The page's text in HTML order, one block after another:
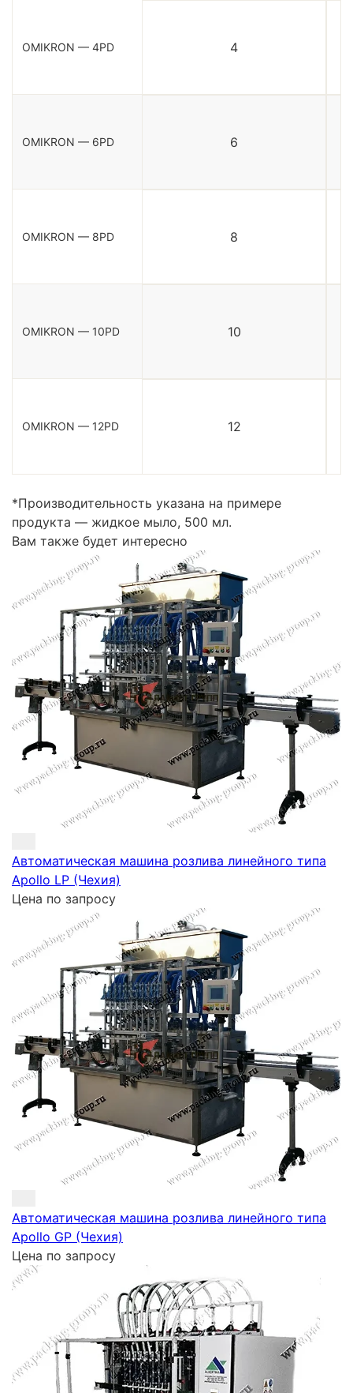
OMIKRON — 4PD 4
OMIKRON — 6PD 6
OMIKRON — 8PD 8
OMIKRON — 10PD 10
OMIKRON — 12PD 12
*Производительность указана на примере
продукта — жидкое мыло, 500 мл.
Вам также будет интересно
Автоматическая машина розлива линейного типа
Apollo LP (Чехия)
Цена по запросу
Автоматическая машина розлива линейного типа
Apollo GP (Чехия)
Цена по запросу